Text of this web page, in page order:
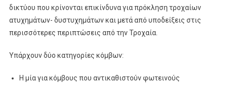
δικτύου που κρίνονται επικίνδυνα για πρόκληση τροχαίων
ατυχημάτων- δυστυχημάτων και μετά από υποδείξεις στις
περισσότερες περιπτώσεις από την Τροχαία.
Υπάρχουν δύο κατηγορίες κόμβων:
Η μία για κόμβους που αντικαθιστούν φωτεινούς